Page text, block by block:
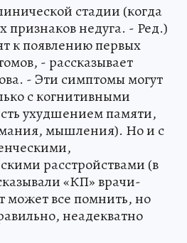
стадии (когда
признаков недуга. - Ред.)
к появлению первых
- рассказывает
- Эти симптомы могут
с когнитивными
ухудшением памяти,
мышления). Но и с
расстройствами (в
«КП» врачи-
может все помнить, но
неадекватно